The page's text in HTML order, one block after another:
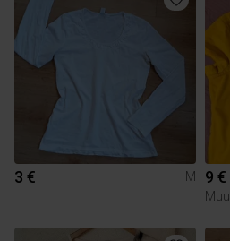
3 € M 9 €
Muu